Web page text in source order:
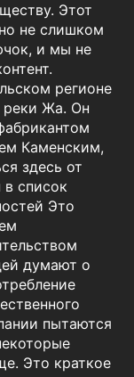
Этот
не слишком
и мы не
регионе
реки Жа. Он
Каменским,
здесь от
в список
Это
думают о
пытаются
Это краткое